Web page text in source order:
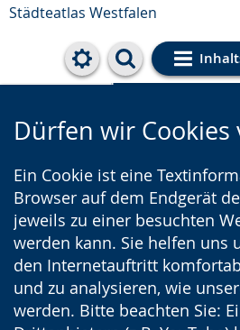
Städteatlas Westfalen
Cookie-
Dürfen wir Cookies
Ein Cookie ist eine
Browser auf dem Endgerät
jeweils zu einer besuchten
werden kann. Sie helfen uns
den Internetauftritt
und zu analysieren, wie
werden. Bitte beachten Sie: